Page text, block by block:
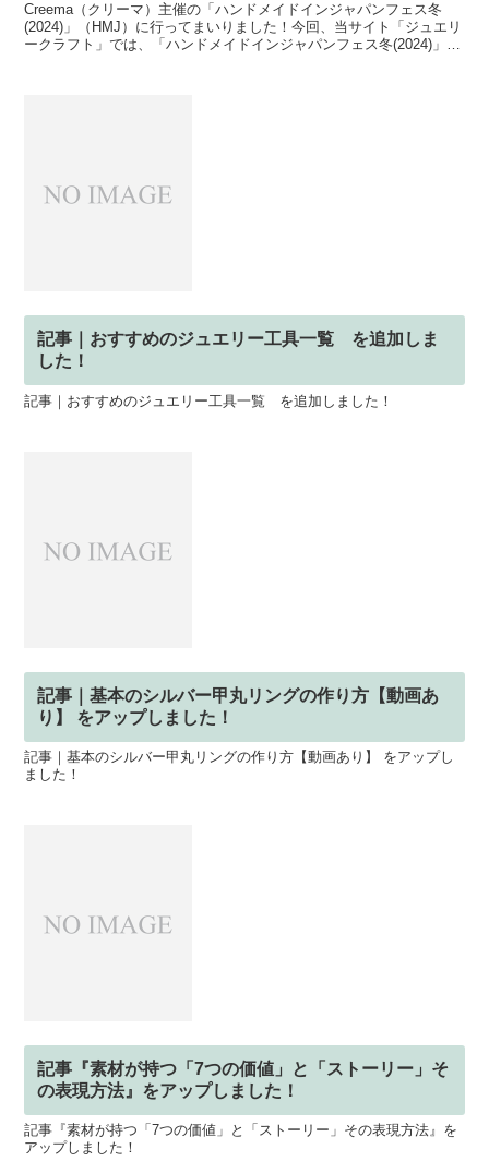
Creema（クリーマ）主催の「ハンドメイドインジャパンフェス冬
(2024)」（HMJ）に行ってまいりました！今回、当サイト「ジュエリ
ークラフト」では、「ハンドメイドインジャパンフェス冬(2024)」
記事｜おすすめのジュエリー工具一覧 を追加しま
した！
記事｜おすすめのジュエリー工具一覧 を追加しました！
記事｜基本のシルバー甲丸リングの作り方【動画あ
り】 をアップしました！
記事｜基本のシルバー甲丸リングの作り方【動画あり】 をアップし
ました！
記事『素材が持つ「7つの価値」と「ストーリー」そ
の表現方法』をアップしました！
記事『素材が持つ「7つの価値」と「ストーリー」その表現方法』を
アップしました！